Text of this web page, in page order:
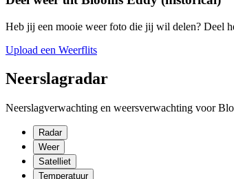
Heb jij een mooie weer foto die jij wil delen? Deel
Upload een Weerflits
Neerslagradar
Neerslagverwachting en weersverwachting voor
Radar
Weer
Satelliet
Temperatuur